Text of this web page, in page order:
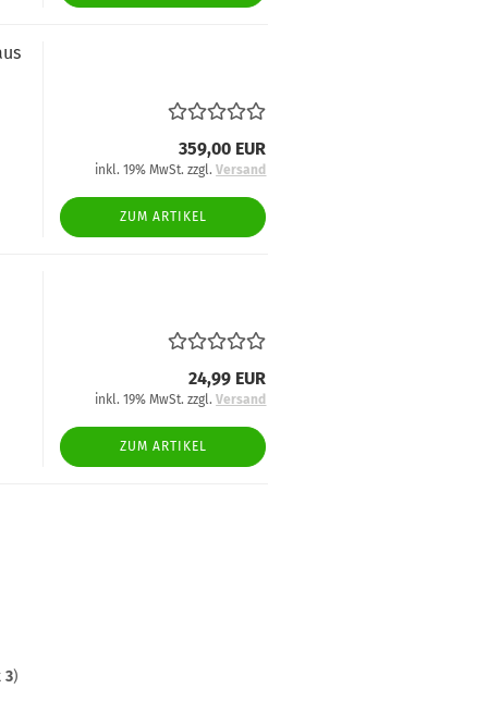
359,00 EUR
inkl. 19% MwSt. zzgl.Versand
ZUM ARTIKEL
24,99 EUR
inkl. 19% MwSt. zzgl.Versand
ZUM ARTIKEL
3)